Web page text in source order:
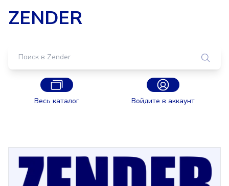
ZENDER
Весь каталог Войдите в аккаунт